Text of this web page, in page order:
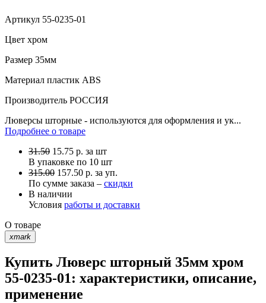
Артикул 55-0235-01
Цвет хром
Размер 35мм
Материал пластик ABS
Производитель РОССИЯ
Люверсы шторные - используются для оформления и ук...
Подробнее о товаре
31.50 15.75 р. за шт
В упаковке по 10 шт
315.00 157.50 р. за уп.
По сумме заказа – скидки
В наличии
Условия работы и доставки
О товаре
xmark
Купить Люверс шторный 35мм хром
55-0235-01: характеристики, описание,
применение